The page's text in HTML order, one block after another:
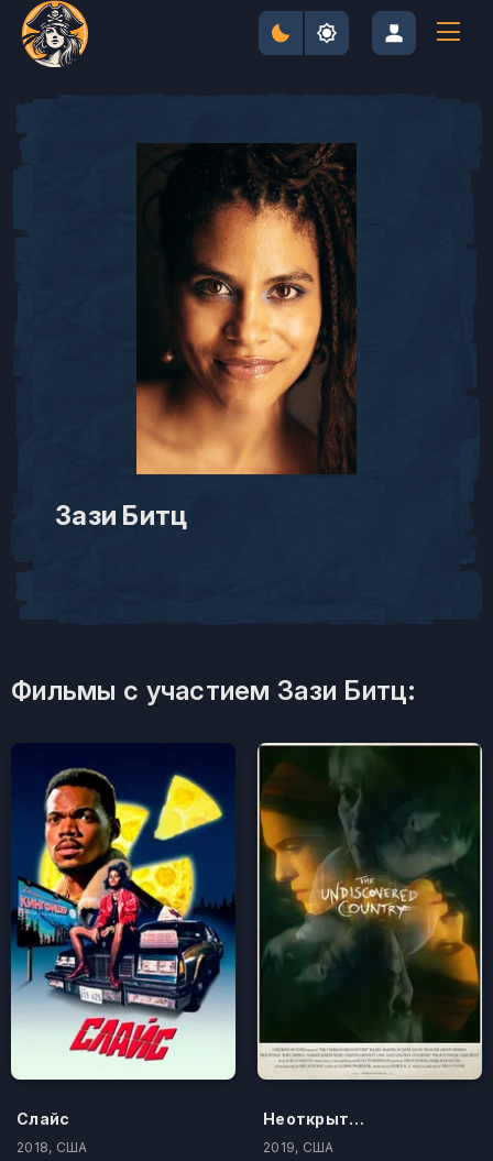
Зази Битц
Фильмы с участием Зази Битц:
Слайс
2018, США
Неоткрытая страна
2019, США